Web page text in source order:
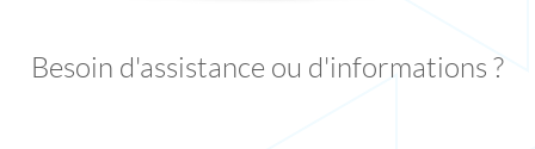
Besoin d'assistance ou d'informations ?